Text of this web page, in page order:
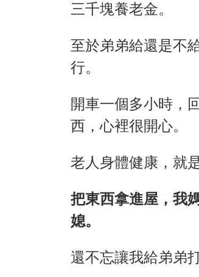
三千塊養老金。
至於弟弟給還是不
行。
開車一個多小時，
西，心裡很開心。
老人身體健康，就
把東西拿進屋，我
媳。
還不忘讓我給弟弟